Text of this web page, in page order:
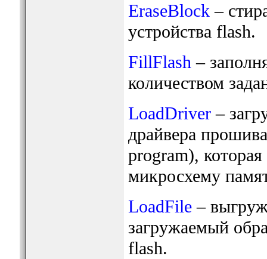
EraseBlock–
устройства flash.
FillFlash–
количеством
LoadDriver–
драйвера
program),
микросхему
LoadFile–
загружаемый
flash.